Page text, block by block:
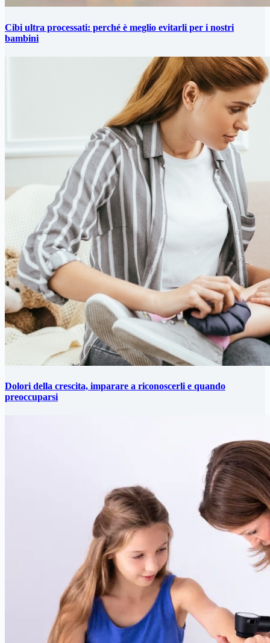
Cibi ultra processati: perché è meglio evitarli per i nostri
bambini
Dolori della crescita, imparare a riconoscerli e quando
preoccuparsi